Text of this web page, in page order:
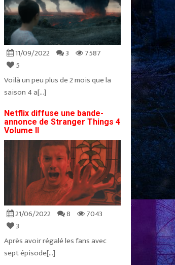
11/09/2022 3
7587
5
Voilà un peu plus de 2 mois que la
saison 4 a[...]
Netflix diffuse une bande-
annonce de Stranger Things 4
Volume II
21/06/2022 8
7043
3
Après avoir régalé les fans avec
sept épisode[...]